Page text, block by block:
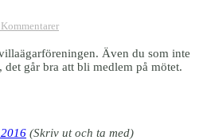
Även du som inte
går bra att bli medlem på mötet.
(Skriv ut och ta med)